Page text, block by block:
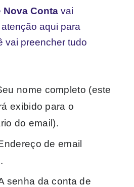
Nova Conta vai
aqui para
vai preencher tudo
nome completo (este
exibido para o
do email).
de email
senha da conta de